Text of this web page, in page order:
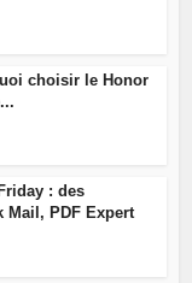
choisir le Honor
: des
Mail, PDF Expert